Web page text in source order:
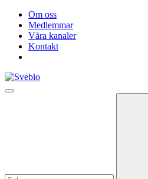
Om oss
Medlemmar
Våra kanaler
Kontakt